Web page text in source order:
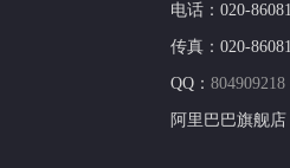
电话：020-
传真：020-
QQ： 804909218
阿里巴巴旗舰店